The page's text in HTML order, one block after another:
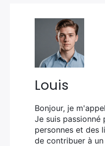
Louis
Bonjour, je
Je suis passionné
personnes et des
de contribuer à